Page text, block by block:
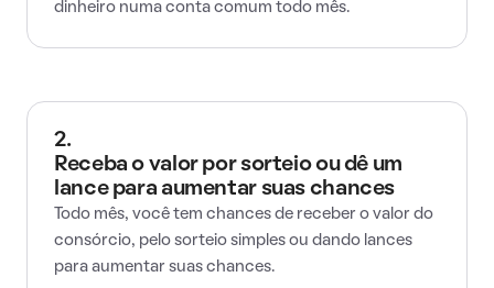
dinheiro numa conta comum todo mês.
2.
Receba o valor por sorteio ou dê um
lance para aumentar suas chances
Todo mês, você tem chances de receber o valor do
consórcio, pelo sorteio simples ou dando lances
para aumentar suas chances.